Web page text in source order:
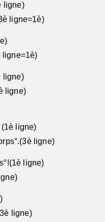
ligne)
ligne=1è)
ligne=1è)
ligne)
ligne)
ligne)
ligne)
ligne)
ligne)